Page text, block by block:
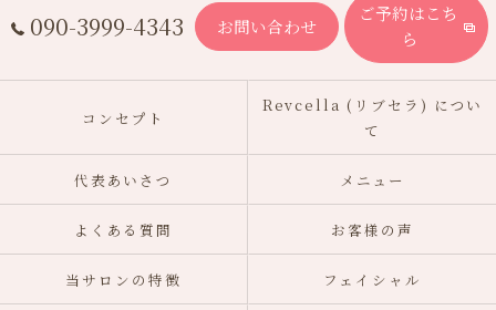
090-3999-4343 お問い合わせ
ご予約はこち
ら
コンセプト
Revcella (リブセラ) につい
て
代表あいさつ メニュー
よくある質問 お客様の声
当サロンの特徴 フェイシャル